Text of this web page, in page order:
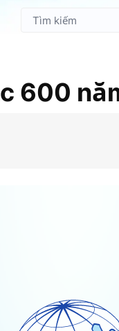
600